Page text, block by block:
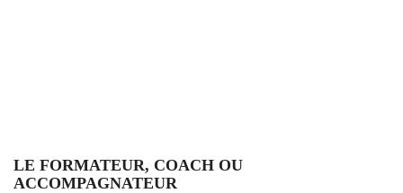
LE FORMATEUR, COACH OU
ACCOMPAGNATEUR